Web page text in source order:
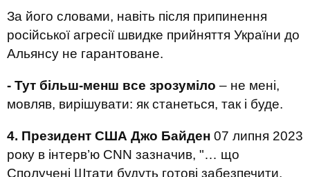
За його словами, навіть після припинення
російської агресії швидке прийняття України до
Альянсу не гарантоване.
- Тут більш-менш все зрозуміло – не мені,
мовляв, вирішувати: як станеться, так і буде.
4. Президент США Джо Байден 07 липня 2023
року в інтерв’ю CNN зазначив, "… що
Сполучені Штати будуть готові забезпечити,